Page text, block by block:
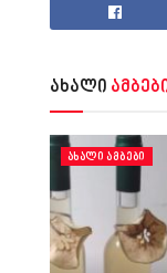
ახალი
ᲐᲮᲐᲚᲘ ᲐᲛᲑᲔᲑᲘ